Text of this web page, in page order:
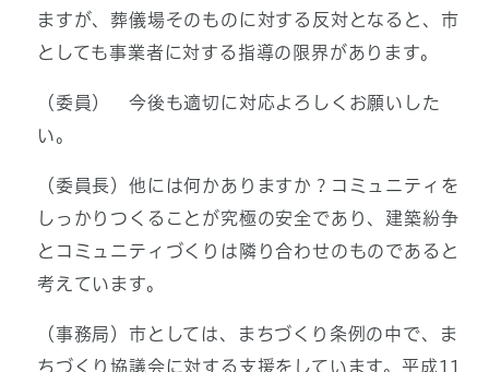
ますが、葬儀場そのものに対する反対となると、市
としても事業者に対する指導の限界があります。
（委員） 今後も適切に対応よろしくお願いした
い。
（委員長）他には何かありますか？コミュニティを
しっかりつくることが究極の安全であり、建築紛争
とコミュニティづくりは隣り合わせのものであると
考えています。
（事務局）市としては、まちづくり条例の中で、ま
ちづくり協議会に対する支援をしています。平成11